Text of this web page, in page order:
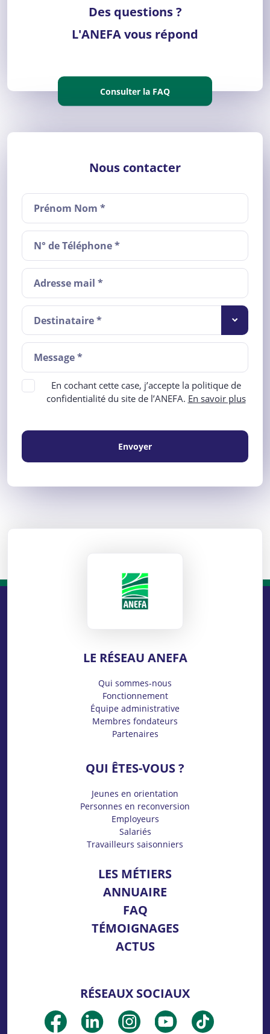
Des questions ?
L'ANEFA vous répond
Consulter la FAQ
Nous contacter
Destinataire *
En cochant cette case, j’accepte la politique de
confidentialité du site de l’ANEFA. En savoir plus
Envoyer
LE RÉSEAU ANEFA
Qui sommes-nous
Fonctionnement
Équipe administrative
Membres fondateurs
Partenaires
QUI ÊTES-VOUS ?
Jeunes en orientation
Personnes en reconversion
Employeurs
Salariés
Travailleurs saisonniers
LES MÉTIERS
ANNUAIRE
FAQ
TÉMOIGNAGES
ACTUS
RÉSEAUX SOCIAUX